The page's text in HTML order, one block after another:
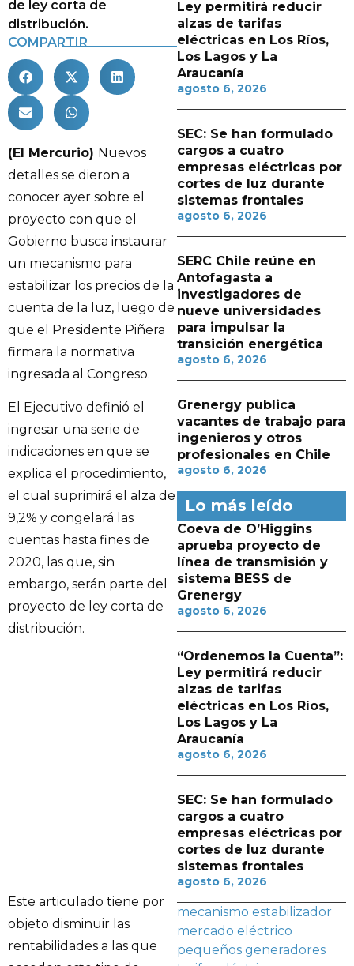
de ley corta de
distribución.
COMPARTIR
(El Mercurio) Nuevos
detalles se dieron a
conocer ayer sobre el
proyecto con que el
Gobierno busca instaurar
un mecanismo para
estabilizar los precios de la
cuenta de la luz, luego de
que el Presidente Piñera
firmara la normativa
ingresada al Congreso.
El Ejecutivo definió el
ingresar una serie de
indicaciones en que se
explica el procedimiento,
el cual suprimirá el alza de
9,2% y congelará las
cuentas hasta fines de
2020, las que, sin
embargo, serán parte del
proyecto de ley corta de
distribución.
Este articulado tiene por
objeto disminuir las
rentabilidades a las que
Ley permitirá reducir
alzas de tarifas
eléctricas en Los Ríos,
Los Lagos y La
Araucanía
agosto 6, 2026
SEC: Se han formulado
cargos a cuatro
empresas eléctricas por
cortes de luz durante
sistemas frontales
agosto 6, 2026
SERC Chile reúne en
Antofagasta a
investigadores de
nueve universidades
para impulsar la
transición energética
agosto 6, 2026
Grenergy publica
vacantes de trabajo para
ingenieros y otros
profesionales en Chile
agosto 6, 2026
Lo más leído
Coeva de O’Higgins
aprueba proyecto de
línea de transmisión y
sistema BESS de
Grenergy
agosto 6, 2026
“Ordenemos la Cuenta”:
Ley permitirá reducir
alzas de tarifas
eléctricas en Los Ríos,
Los Lagos y La
Araucanía
agosto 6, 2026
SEC: Se han formulado
cargos a cuatro
empresas eléctricas por
cortes de luz durante
sistemas frontales
agosto 6, 2026
mecanismo estabilizador
mercado eléctrico
pequeños generadores